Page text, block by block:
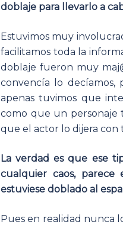
doblaje para llevarlo a
Estuvimos muy
facilitamos toda la
doblaje fueron muy
convencía lo
apenas tuvimos que
como que un personaje
que el actor lo dijera con
La verdad es que ese
cualquier caos,
estuviese doblado al
Pues en realidad nunca